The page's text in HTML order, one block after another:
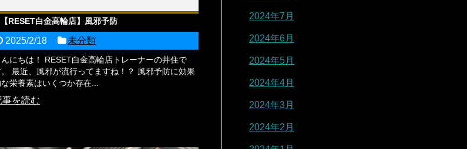
【RESET白金高輪店】風邪予防
2025/2/18 未分類
んにちは！ RESET白金高輪店トレーナーの井住で
最近、風邪が流行ってますね！？ 風邪予防に効果
栄養素はいくつか存在...
事を読む
2024年7月
2024年6月
2024年5月
2024年4月
2024年3月
2024年2月